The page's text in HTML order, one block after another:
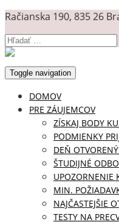
Račianska 190, 835 26
Hľadať:
Toggle navigation
DOMOV
PRE ZÁUJEMCOV
ZÍSKAJ BODY
PODMIENKY
DEŇ
ŠTUDIJNÉ
UPOZORNENIE
MIN.
NAJČASTEJŠIE
TESTY NA